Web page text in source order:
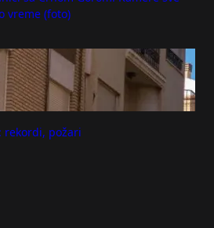
vreme (foto)
rekordi, požari